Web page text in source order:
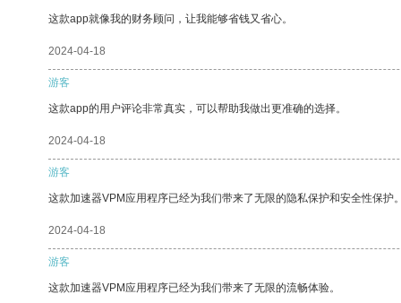
这款app就像我的财务顾问，让我能够省钱又省心。
2024-04-18
游客
这款app的用户评论非常真实，可以帮助我做出更准确的选择。
2024-04-18
游客
这款加速器VPM应用程序已经为我们带来了无限的隐私保护和安全性保护
2024-04-18
游客
这款加速器VPM应用程序已经为我们带来了无限的流畅体验。